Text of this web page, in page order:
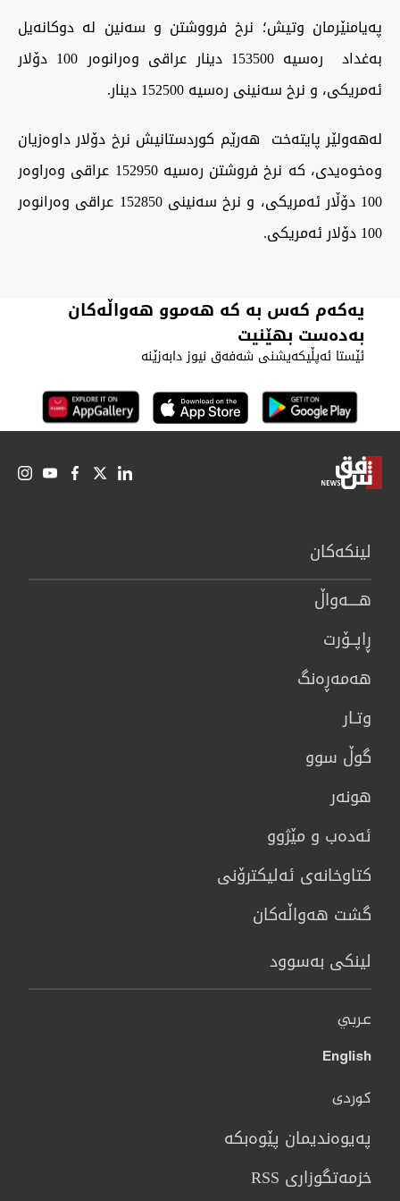
‏پەیامنێرمان وتیش؛ نرخ فرووشتن و سەنین لە دوکانەیل
بەغداد رەسیە 153500 دینار عراقی وەرانوەر 100 دۆلار
ئەمریکی، و نرخ سەنینی رەسیە 152500 دینار.
‏لەهەولێر پایتەخت هەرێم کوردستانیش نرخ دۆلار داوەزیان
وەخوەیدی، کە نرخ فروشتن رەسیە 152950 عراقی وەراوەر
100 دۆڵار ئەمریکی، و نرخ سەنینی 152850 عراقی وەرانوەر
100 دۆلار ئەمریکی.
یەکەم کەس بە کە هەموو هەواڵەکان
بەدەست بهێنیت
ئێستا ئەپڵیکەیشنی شەفەق نیوز دابەزێنە
لینكەكان
هــــه‌واڵ
ڕاپــۆرت
هه‌مه‌ڕه‌نگ
وتـار
گوڵ سوو
هونه‌ر
ئەدەب و مێژوو
كتاوخانه‌ی ئه‌ليكترۆنی
گشت هەواڵەکان
لینکی بەسوود
عربي
English
کوردی
پەیوەندیمان پێوەبکە
خزمەتگوزاری RSS